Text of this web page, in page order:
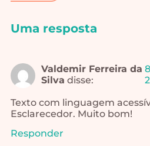
Uma resposta
Valdemir Ferreira da
Silva disse:
Texto com linguagem
Esclarecedor. Muito bom!
Responder